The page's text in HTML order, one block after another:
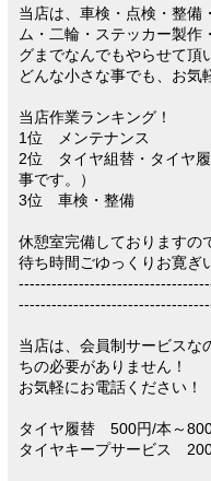
当店は、車検・点検・整備
ム・二輪・ステッカー製作
グまでなんでもやらせて頂
どんな小さな事でも、お気
当店作業ランキング！
1位 メンテナンス
2位 タイヤ組替・タイヤ
事です。）
3位 車検・整備
休憩室完備しておりますの
待ち時間ごゆっくりお寛ぎ
当店は、会員制サービスな
ちの必要がありません！
お気軽にお電話ください！
タイヤ履替 500円/本～
タイヤキープサービス